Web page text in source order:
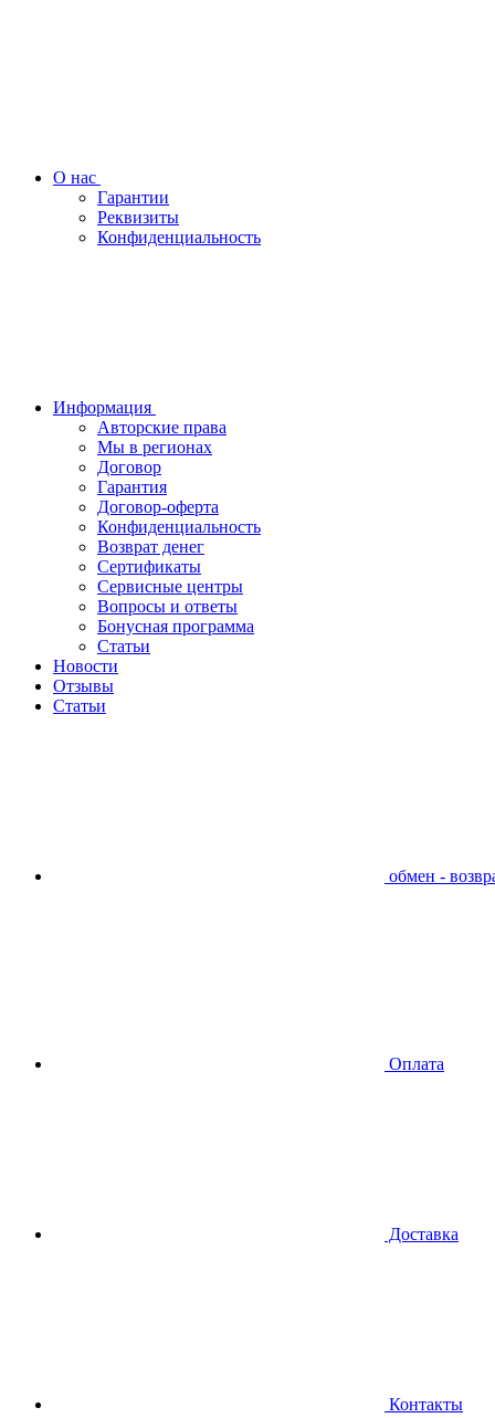
О нас
Гарантии
Реквизиты
Конфиденциальность
Информация
Авторские права
Мы в регионах
Договор
Гарантия
Договор-оферта
Конфиденциальность
Возврат денег
Сертификаты
Сервисные центры
Вопросы и ответы
Бонусная программа
Статьи
Новости
Отзывы
Статьи
обмен -
Оплата
Доставка
Контакты